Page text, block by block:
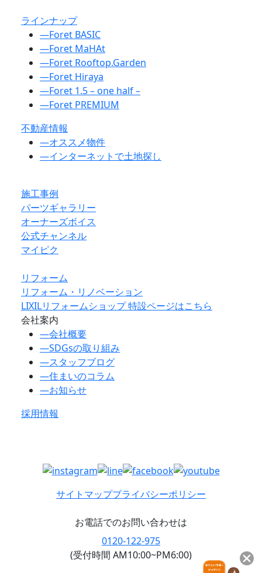
ラインナップ
―Foret BASIC
―Foret MaHAt
―Foret Rooftop.Garden
―Foret Hiraya
―Foret 1.5 – one half –
―Foret PREMIUM
不動産情報
―オススメ物件
―インターネットで土地探し
施工事例
パーツギャラリー
オーナーズボイス
公式チャンネル
マイピク
リフォーム
リフォーム・リノベーション
LIXILリフォームショップ 特設ページはこちら
会社案内
―会社概要
―SDGsの取り組み
―スタッフブログ
―住まいのコラム
―お知らせ
採用情報
サイトマッププライバシーポリシー
お電話でのお問い合わせは
0120-122-975
(受付時間 AM10:00~PM6:00)